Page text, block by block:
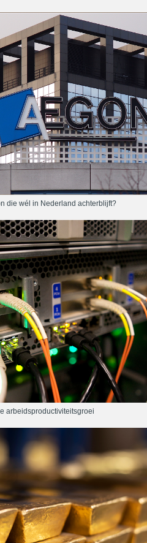
die wél in Nederland achterblijft?
arbeidsproductiviteitsgroei